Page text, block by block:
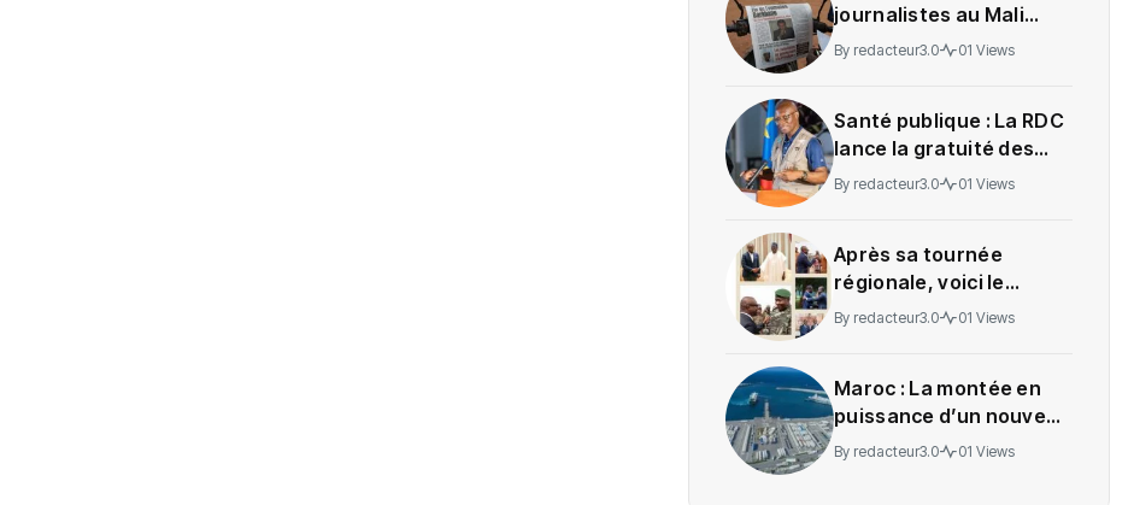
journalistes au Mali
provoque une
By redacteur3.0 01 Views
Santé publique : La RDC
lance la gratuité des
soins en Ituri
By redacteur3.0 01 Views
Après sa tournée
régionale, voici le
message de Wadagni
By redacteur3.0 01 Views
Maroc : La montée en
puissance d’un nouveau
centre névralgique de
By redacteur3.0 01 Views